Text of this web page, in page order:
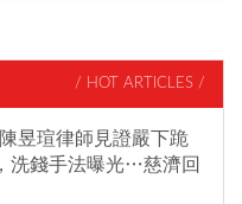
/ HOT ARTICLES /
昱瑄律師見證嚴下跪
洗錢手法曝光…慈濟回